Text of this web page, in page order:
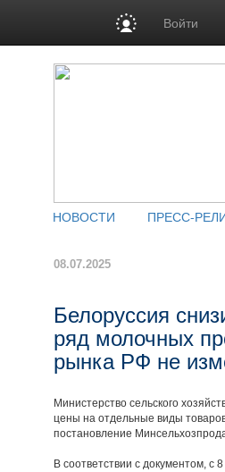
Войти
НОВОСТИ ПРЕСС-
08.07.2025
Белоруссия
ряд молочных
рынка РФ не
Министерство сельского
цены на отдельные виды
постановление
В соответствии с документом,